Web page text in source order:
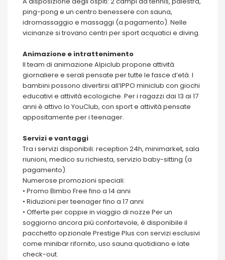
ping-pong e un centro benessere con sauna,
idromassaggio e massaggi (a pagamento). Nelle
vicinanze si trovano centri per sport acquatici e diving.
Animazione e intrattenimento
Il team di animazione Alpiclub propone attività
giornaliere e serali pensate per tutte le fasce d’età. I
bambini possono divertirsi all’IPPO miniclub con giochi
educativi e attività ecologiche. Per i ragazzi dai 13 ai 17
anni è attivo lo YouClub, con sport e attività pensate
appositamente per i teenager.
Servizi e vantaggi
Tra i servizi disponibili: reception 24h, minimarket, sala
riunioni, medico su richiesta, servizio baby-sitting (a
pagamento).
Numerose promozioni speciali:
• Promo Bimbo Free fino a 14 anni
• Riduzioni per teenager fino a 17 anni
• Offerte per coppie in viaggio di nozze Per un
soggiorno ancora più confortevole, è disponibile il
pacchetto opzionale Prestige Plus con servizi esclusivi
come minibar rifornito, uso sauna quotidiano e late
check-out.